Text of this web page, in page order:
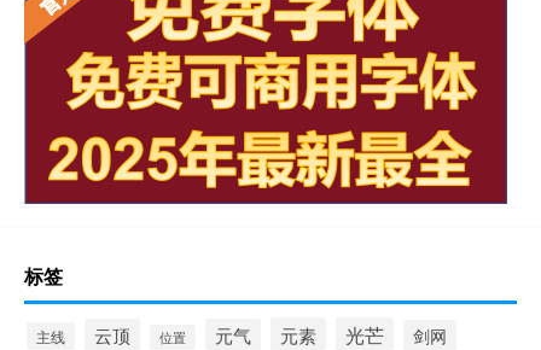
标签
主线 云顶 位置 元气 元素 光芒
剑网